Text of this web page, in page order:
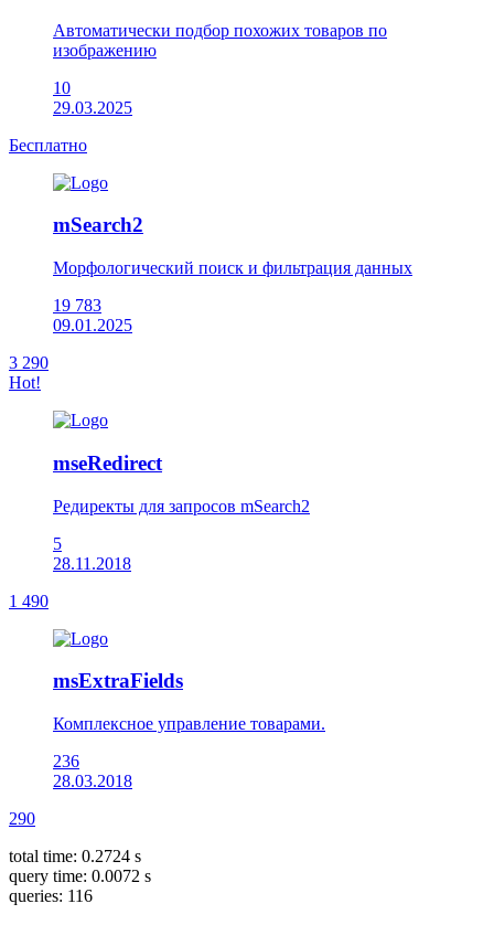
Автоматически подбор похожих товаров по
изображению
10
29.03.2025
Бесплатно
mSearch2
Морфологический поиск и фильтрация данных
19 783
09.01.2025
3 290
Hot!
mseRedirect
Редиректы для запросов mSearch2
5
28.11.2018
1 490
msExtraFields
Комплексное управление товарами.
236
28.03.2018
290
total time: 0.2724 s
query time: 0.0072 s
queries: 116